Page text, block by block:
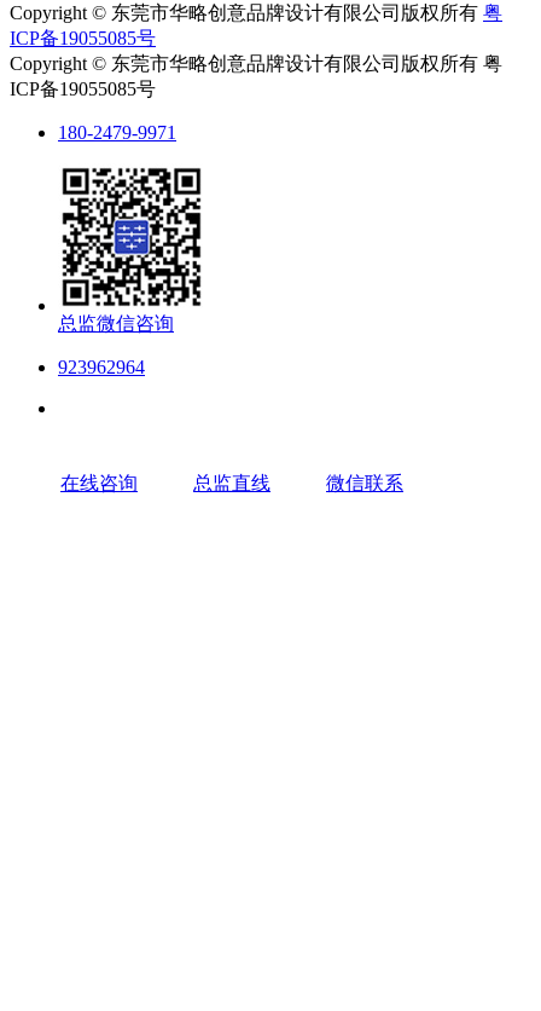
Copyright © 东莞市华略创意品牌设计有限公司版权所有 粤
ICP备19055085号
Copyright © 东莞市华略创意品牌设计有限公司版权所有 粤
ICP备19055085号
180-2479-9971
总监微信咨询
923962964
在线咨询 总监直线 微信联系